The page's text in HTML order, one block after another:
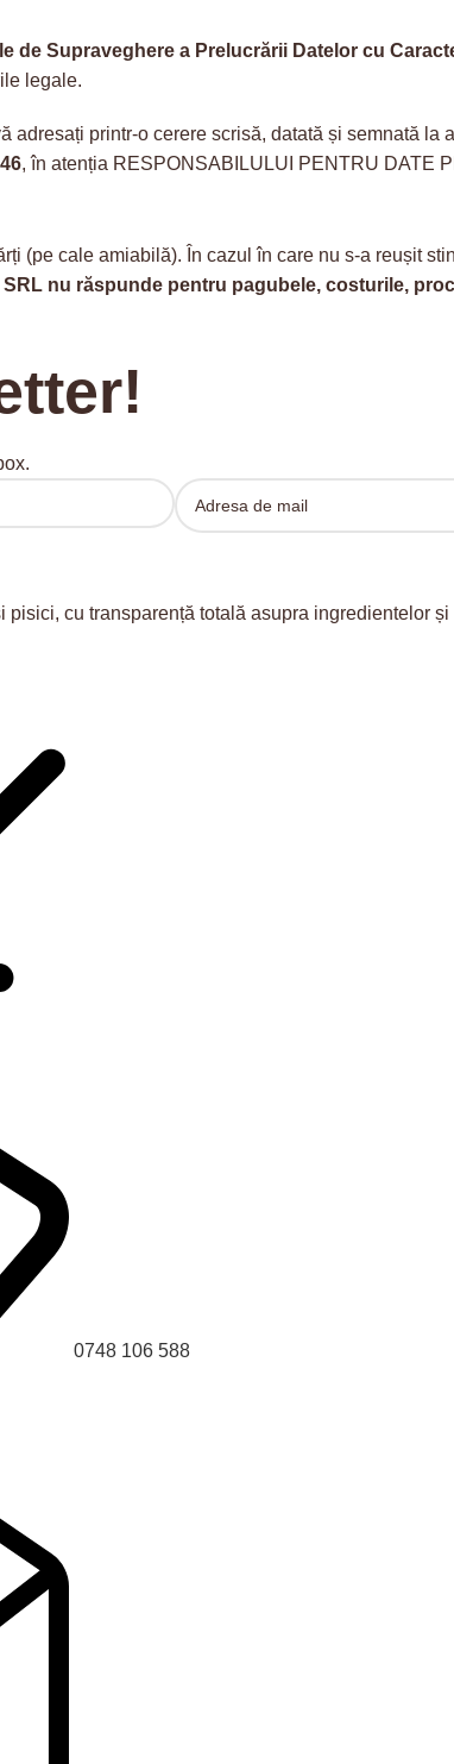
de Supraveghere a Prelucrării Datelor cu
legale.
adresați printr-o cerere scrisă, datată și semnată la
, în atenția RESPONSABILULUI PENTRU DATE
(pe cale amiabilă). În cazul în care nu s-a reușit
SRL nu răspunde pentru pagubele, costurile,
cu transparență totală asupra ingredientelor
0748 106 588